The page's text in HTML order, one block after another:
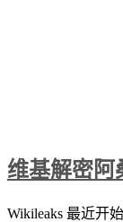
维基解密阿
Wikileaks 最近开